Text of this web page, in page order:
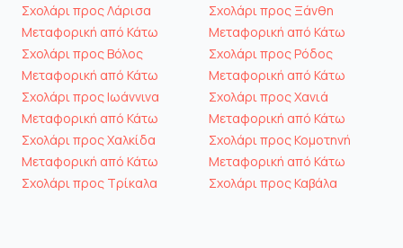
Σχολάρι προς Λάρισα
Μεταφορική από Κάτω
Σχολάρι προς Βόλος
Μεταφορική από Κάτω
Σχολάρι προς Ιωάννινα
Μεταφορική από Κάτω
Σχολάρι προς Χαλκίδα
Μεταφορική από Κάτω
Σχολάρι προς Τρίκαλα
Σχολάρι προς Ξάνθη
Μεταφορική από Κάτω
Σχολάρι προς Ρόδος
Μεταφορική από Κάτω
Σχολάρι προς Χανιά
Μεταφορική από Κάτω
Σχολάρι προς Κομοτηνή
Μεταφορική από Κάτω
Σχολάρι προς Καβάλα